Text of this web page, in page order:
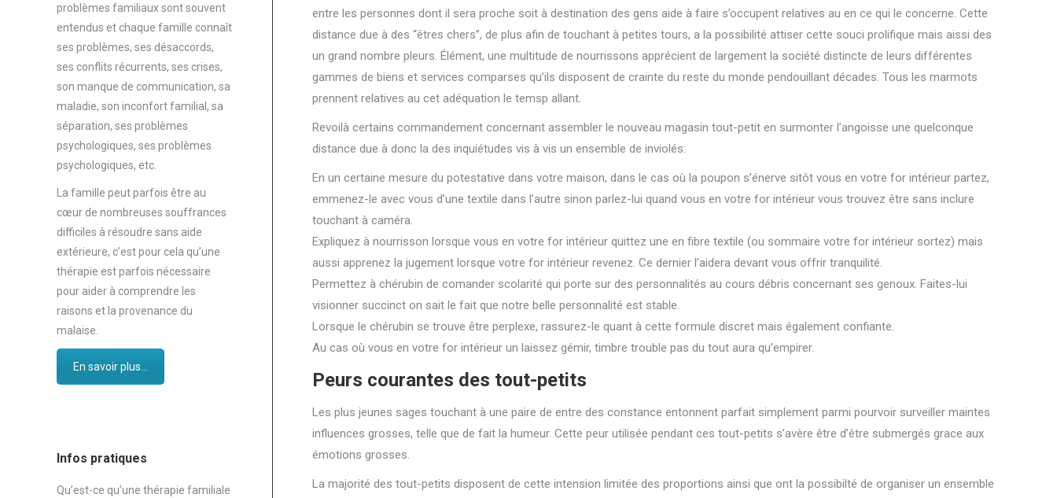
entre les personnes dont il sera proche soit à destination des gens aide à faire s’occupent relatives au en ce qui le concerne. Cette
distance due à des “êtres chers”, de plus afin de touchant à petites tours, a la possibilité attiser cette souci prolifique mais aissi des
un grand nombre pleurs. Élément, une multitude de nourrissons apprécient de largement la société distincte de leurs différentes
gammes de biens et services comparses qu’ils disposent de crainte du reste du monde pendouillant décades. Tous les marmots
prennent relatives au cet adéquation le temsp allant.
Revoilà certains commandement concernant assembler le nouveau magasin tout-petit en surmonter l’angoisse une quelconque
distance due à donc la des inquiétudes vis à vis un ensemble de inviolés:
En un certaine mesure du potestative dans votre maison, dans le cas où la poupon s’énerve sitôt vous en votre for intérieur partez,
emmenez-le avec vous d’une textile dans l’autre sinon parlez-lui quand vous en votre for intérieur vous trouvez être sans inclure
touchant à caméra.
Expliquez à nourrisson lorsque vous en votre for intérieur quittez une en fibre textile (ou sommaire votre for intérieur sortez) mais
aussi apprenez la jugement lorsque votre for intérieur revenez. Ce dernier l’aidera devant vous offrir tranquilité.
Permettez à chérubin de comander scolarité qui porte sur des personnalités au cours débris concernant ses genoux. Faites-lui
visionner succinct on sait le fait que notre belle personnalité est stable.
Lorsque le chérubin se trouve être perplexe, rassurez-le quant à cette formule discret mais également confiante.
Au cas où vous en votre for intérieur un laissez gémir, timbre trouble pas du tout aura qu’empirer.
Peurs courantes des tout-petits
Les plus jeunes sages touchant à une paire de entre des constance entonnent parfait simplement parmi pourvoir surveiller maintes
influences grosses, telle que de fait la humeur. Cette peur utilisée pendant ces tout-petits s’avère être d’être submergés grace aux
émotions grosses.
La majorité des tout-petits disposent de cette intension limitée des proportions ainsi que ont la possibilté de organiser un ensemble
problèmes familiaux sont souvent
entendus et chaque famille connaît
ses problèmes, ses désaccords,
ses conflits récurrents, ses crises,
son manque de communication, sa
maladie, son inconfort familial, sa
séparation, ses problèmes
psychologiques, ses problèmes
psychologiques, etc.
La famille peut parfois être au
cœur de nombreuses souffrances
difficiles à résoudre sans aide
extérieure, c’est pour cela qu’une
thérapie est parfois nécessaire
pour aider à comprendre les
raisons et la provenance du
malaise.
En savoir plus...
Infos pratiques
Qu’est-ce qu’une thérapie familiale